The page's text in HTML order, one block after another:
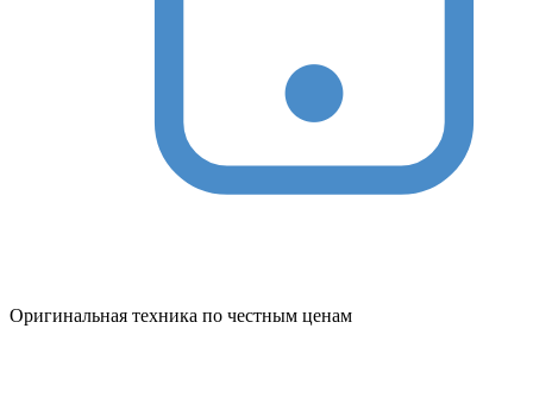
Оригинальная техника по честным ценам